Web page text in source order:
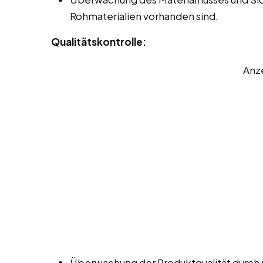
Rohmaterialien vorhanden sind.
Qualitätskontrolle: